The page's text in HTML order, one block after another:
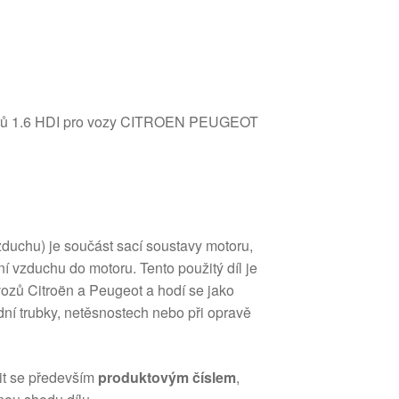
1.6 HDI pro vozy CITROEN PEUGEOT
je součást sací soustavy motoru,
vzduchu do motoru. Tento použitý díl je
Citroën a Peugeot a hodí se jako
trubky, netěsnostech nebo při opravě
se především produktovým číslem,